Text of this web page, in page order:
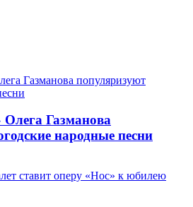
Газманова
народные песни